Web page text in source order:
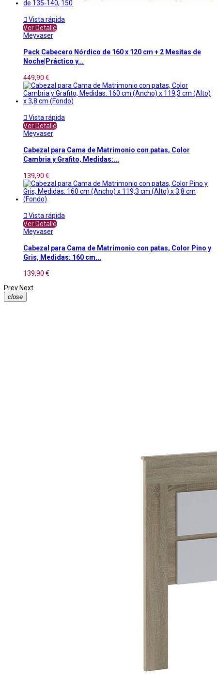
 Vista rápida
Ver Detalle
Meyvaser
Pack Cabecero Nórdico de 160 x 120 cm + 2 Mesitas de
Noche|Práctico y...
449,90 €
 Vista rápida
Ver Detalle
Meyvaser
Cabezal para Cama de Matrimonio con patas, Color
Cambria y Grafito, Medidas:...
139,90 €
 Vista rápida
Ver Detalle
Meyvaser
Cabezal para Cama de Matrimonio con patas, Color Pino y
Gris, Medidas: 160 cm...
139,90 €
Prev Next
close